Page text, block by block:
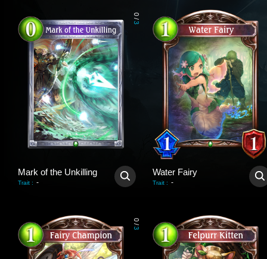
0
/
3
Mark of the Unkilling
Trait : -
Water Fairy
Trait : -
0
/
3